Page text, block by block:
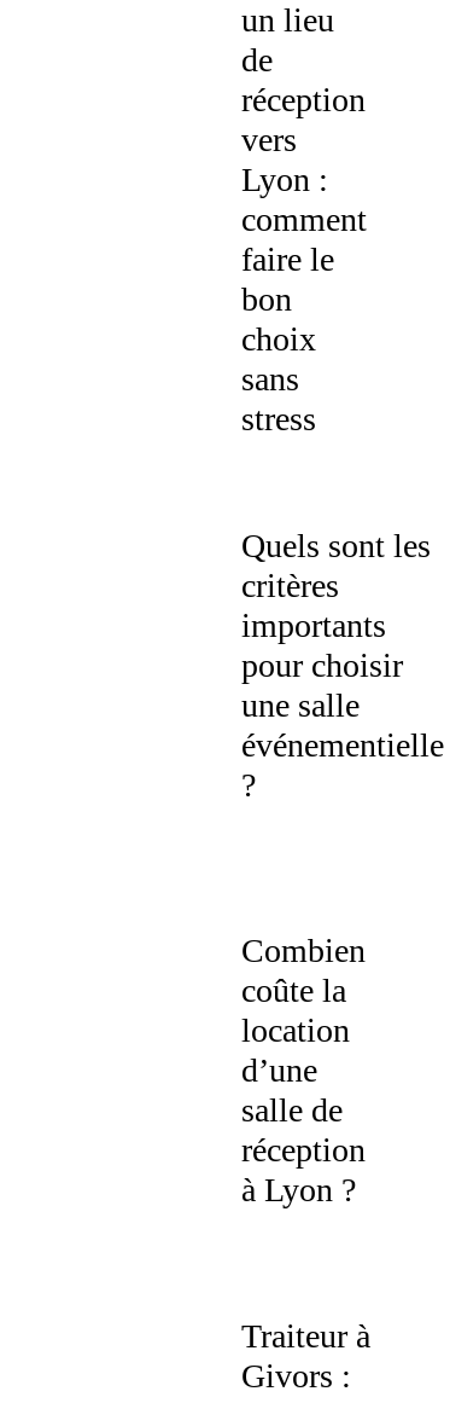
un lieu
de
réception
vers
Lyon :
comment
faire le
bon
choix
sans
stress
Quels sont les
critères
importants
pour choisir
une salle
événementielle
?
Combien
coûte la
location
d’une
salle de
réception
à Lyon ?
Traiteur à
Givors :